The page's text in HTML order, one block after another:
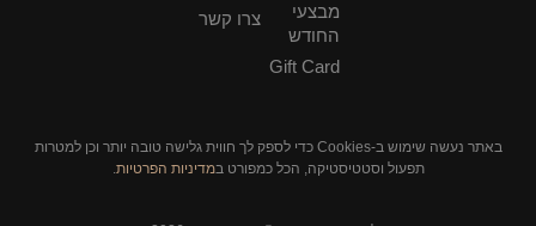
מבצעי
החודש
Gift Card
צרו קשר
באתר נעשה שימוש ב-Cookies כדי לספק לך חווית גלישה טובה יותר וכן למטרות
תפעול וסטטיסטיקה, הכל כמפורט במדיניות הפרטיות.